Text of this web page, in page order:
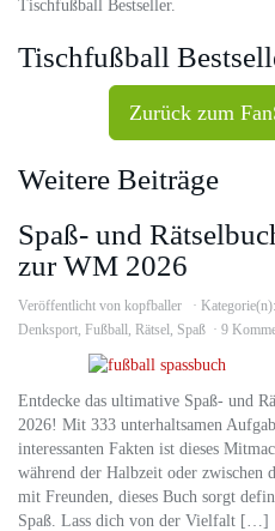
Tischfußball Bestseller.
Tischfußball
Zurück zum
Weitere Beiträge
Spaß- und
zur WM 2026
Veröffentlicht von kopfballer Kategorie(n):
Denksport, Fußball, Rätsel, Spaß 9
Entdecke das ultimative Spaß- und
2026! Mit 333 unterhaltsamen
interessanten Fakten ist dieses
während der Halbzeit oder zwischen
mit Freunden, dieses Buch sorgt
Spaß. Lass dich von der Vielfalt […]